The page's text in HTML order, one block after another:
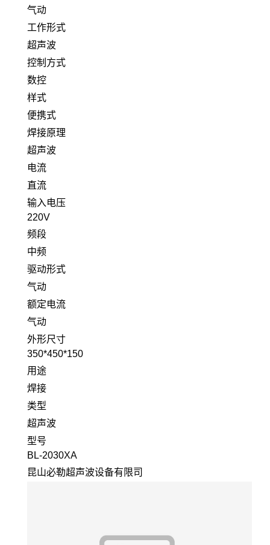
气动
工作形式
超声波
控制方式
数控
样式
便携式
焊接原理
超声波
电流
直流
输入电压
220V
频段
中频
驱动形式
气动
额定电流
气动
外形尺寸
350*450*150
用途
焊接
类型
超声波
型号
BL-2030XA
昆山必勒超声波设备有限司